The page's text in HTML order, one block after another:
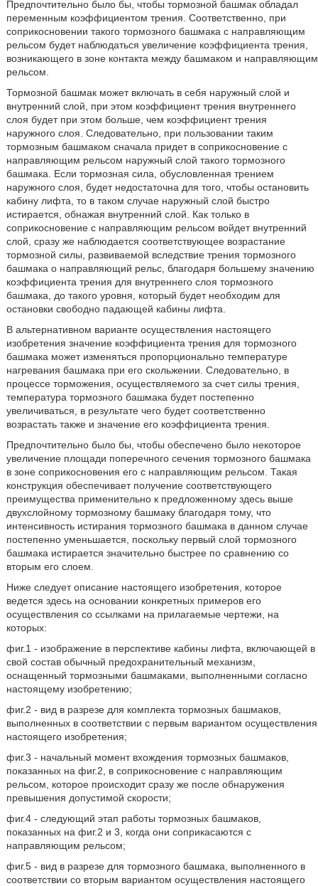
Предпочтительно было бы, чтобы тормозной башмак обладал
переменным коэффициентом трения. Соответственно, при
соприкосновении такого тормозного башмака с направляющим
рельсом будет наблюдаться увеличение коэффициента трения,
возникающего в зоне контакта между башмаком и направляющим
рельсом.
Тормозной башмак может включать в себя наружный слой и
внутренний слой, при этом коэффициент трения внутреннего
слоя будет при этом больше, чем коэффициент трения
наружного слоя. Следовательно, при пользовании таким
тормозным башмаком сначала придет в соприкосновение с
направляющим рельсом наружный слой такого тормозного
башмака. Если тормозная сила, обусловленная трением
наружного слоя, будет недостаточна для того, чтобы остановить
кабину лифта, то в таком случае наружный слой быстро
истирается, обнажая внутренний слой. Как только в
соприкосновение с направляющим рельсом войдет внутренний
слой, сразу же наблюдается соответствующее возрастание
тормозной силы, развиваемой вследствие трения тормозного
башмака о направляющий рельс, благодаря большему значению
коэффициента трения для внутреннего слоя тормозного
башмака, до такого уровня, который будет необходим для
остановки свободно падающей кабины лифта.
В альтернативном варианте осуществления настоящего
изобретения значение коэффициента трения для тормозного
башмака может изменяться пропорционально температуре
нагревания башмака при его скольжении. Следовательно, в
процессе торможения, осуществляемого за счет силы трения,
температура тормозного башмака будет постепенно
увеличиваться, в результате чего будет соответственно
возрастать также и значение его коэффициента трения.
Предпочтительно было бы, чтобы обеспечено было некоторое
увеличение площади поперечного сечения тормозного башмака
в зоне соприкосновения его с направляющим рельсом. Такая
конструкция обеспечивает получение соответствующего
преимущества применительно к предложенному здесь выше
двухслойному тормозному башмаку благодаря тому, что
интенсивность истирания тормозного башмака в данном случае
постепенно уменьшается, поскольку первый слой тормозного
башмака истирается значительно быстрее по сравнению со
вторым его слоем.
Ниже следует описание настоящего изобретения, которое
ведется здесь на основании конкретных примеров его
осуществления со ссылками на прилагаемые чертежи, на
которых:
фиг.1 - изображение в перспективе кабины лифта, включающей в
свой состав обычный предохранительный механизм,
оснащенный тормозными башмаками, выполненными согласно
настоящему изобретению;
фиг.2 - вид в разрезе для комплекта тормозных башмаков,
выполненных в соответствии с первым вариантом осуществления
настоящего изобретения;
фиг.3 - начальный момент вхождения тормозных башмаков,
показанных на фиг.2, в соприкосновение с направляющим
рельсом, которое происходит сразу же после обнаружения
превышения допустимой скорости;
фиг.4 - следующий этап работы тормозных башмаков,
показанных на фиг.2 и 3, когда они соприкасаются с
направляющим рельсом;
фиг.5 - вид в разрезе для тормозного башмака, выполненного в
соответствии со вторым вариантом осуществления настоящего